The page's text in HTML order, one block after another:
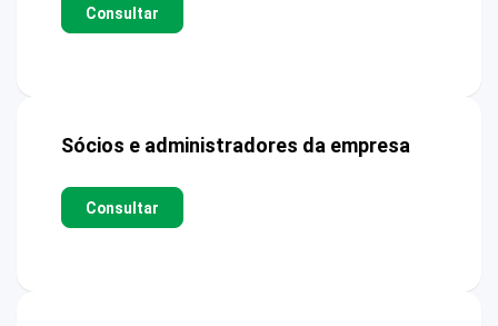
Consultar
Sócios e administradores da empresa
Consultar